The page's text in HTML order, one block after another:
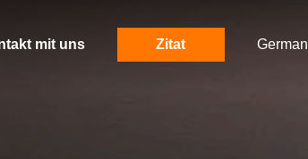
mit uns Zitat German